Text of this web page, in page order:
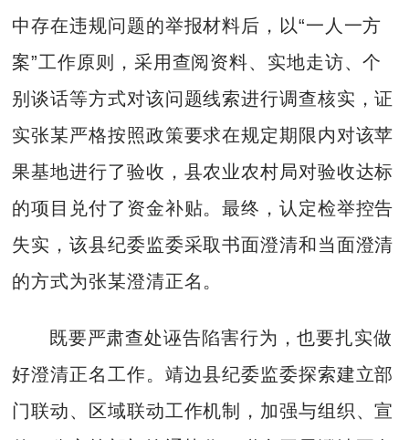
中存在违规问题的举报材料后，以“一人一方
案”工作原则，采用查阅资料、实地走访、个
别谈话等方式对该问题线索进行调查核实，证
实张某严格按照政策要求在规定期限内对该苹
果基地进行了验收，县农业农村局对验收达标
的项目兑付了资金补贴。最终，认定检举控告
失实，该县纪委监委采取书面澄清和当面澄清
的方式为张某澄清正名。
既要严肃查处诬告陷害行为，也要扎实做
好澄清正名工作。靖边县纪委监委探索建立部
门联动、区域联动工作机制，加强与组织、宣